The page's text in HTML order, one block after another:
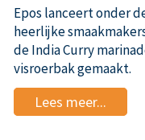
Epos lanceert onder
heerlijke
de India Curry
visroerbak gemaakt.
Lees meer...